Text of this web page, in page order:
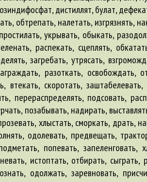
дистиллят, булат,
обтрепать, налетать, изгрязнять,
укрывать, обыкать,
распекать, сцеплять,
загребать, утрясать,
разоткать, освобождать,
скоротать,
перераспределять, подсовать,
позабывать, надирать,
хлыстать, сморкать, драть,
одолевать, предвещать,
попевать,
истоптать, отбирать,
одолжать, заревновать,